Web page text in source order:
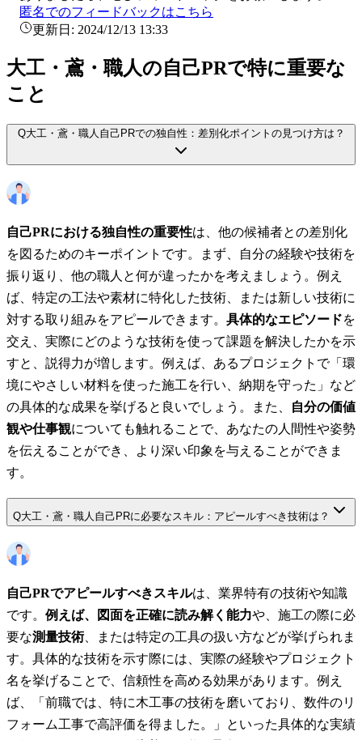
匿名でのフィードバックはこちら
更新日: 2024/12/13 13:33
大工・鳶・職人の自己PRで特に重要な
こと
Q大工・鳶・職人自己PRでの独自性：差別化ポイントの見つけ方は？
自己PRにおける独自性の重要性は、他の候補者との差別化
を図るためのキーポイントです。まず、自分の経験や技術を
振り返り、他の職人と何が違ったかを考えましょう。例え
ば、特定の工法や素材に特化した技術、または新しい技術に
対する取り組みをアピールできます。 具体的なエピソードを
交え、実際にどのような技術を使って課題を解決したかを示
すと、説得力が増します。例えば、あるプロジェクトで「環
境にやさしい材料を使った施工を行い、納期を守った」など
の具体的な成果を挙げると良いでしょう。また、
自分の価値
観や仕事観についても触れることで、あなたの人間性や姿勢
を伝えることができ、より深い印象を与えることができま
す。
Q大工・鳶・職人自己PRに必要なスキル：アピールすべき技術は？
自己PRでアピールすべきスキルは、業界特有の技術や知識
です。 例えば、図面を正確に読み解く能力や、施工の際に必
要な測量技術、または特定の工具の扱い方などが挙げられま
す。具体的な技術を示す際には、実際の経験やプロジェクト
名を挙げることで、信頼性を高める効果があります。例え
ば、「前職では、特に木工事の技術を磨いており、数件のリ
フォーム工事で高評価を得ました。」といった具体的な実績